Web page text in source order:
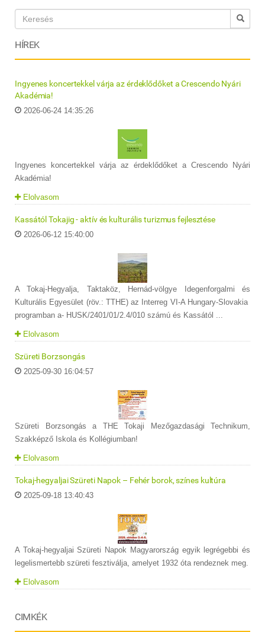
HÍREK
Ingyenes koncertekkel várja az érdeklődőket a Crescendo Nyári
Akadémia!
2026-06-24 14:35:26
Ingyenes koncertekkel várja az érdeklődőket a Crescendo Nyári
Akadémia!
Elolvasom
Kassától Tokajig - aktív és kulturális turizmus fejlesztése
2026-06-12 15:40:00
A Tokaj-Hegyalja, Taktaköz, Hernád-völgye Idegenforgalmi és
Kulturális Egyesület (röv.: TTHE) az Interreg VI-A Hungary-Slovakia
programban a- HUSK/2401/01/2.4/010 számú és Kassától ...
Elolvasom
Szüreti Borzsongás
2025-09-30 16:04:57
Szüreti Borzsongás a THE Tokaji Mezőgazdasági Technikum,
Szakképző Iskola és Kollégiumban!
Elolvasom
Tokaj-hegyaljai Szüreti Napok – Fehér borok, színes kultúra
2025-09-18 13:40:43
A Tokaj-hegyaljai Szüreti Napok Magyarország egyik legrégebbi és
legelismertebb szüreti fesztiválja, amelyet 1932 óta rendeznek meg.
Elolvasom
CIMKÉK